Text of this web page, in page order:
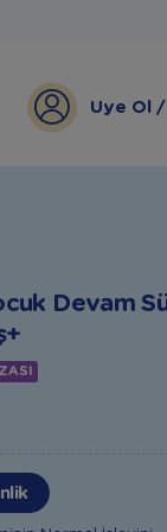
Üye Ol /
Devam